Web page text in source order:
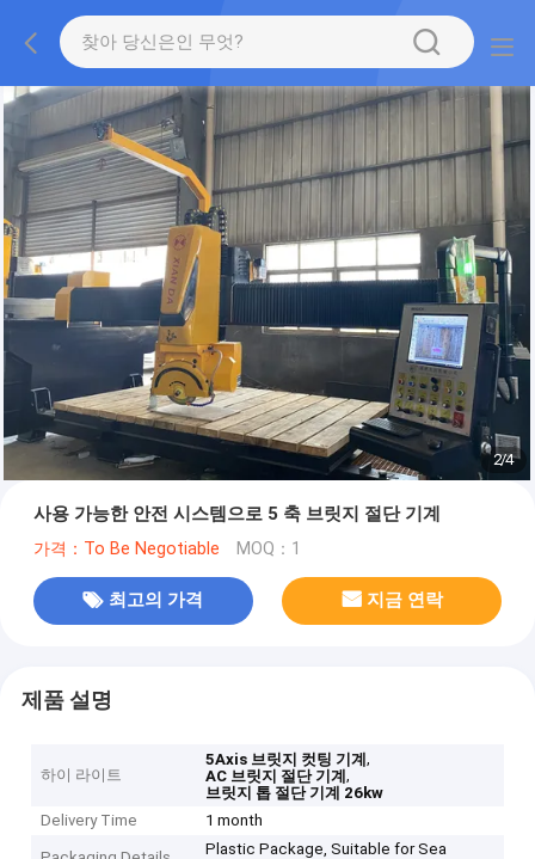
2/4
사용 가능한 안전 시스템으로 5 축 브릿지 절단 기계
가격：To Be Negotiable MOQ：1
최고의 가격 지금 연락
제품 설명
하이 라이트
5Axis 브릿지 컷팅 기계,
AC 브릿지 절단 기계,
브릿지 톱 절단 기계 26kw
Delivery Time
1 month
Plastic Package, Suitable for Sea